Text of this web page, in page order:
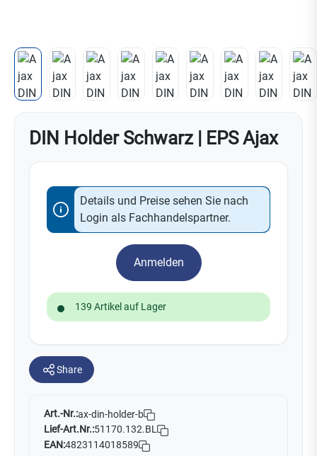
DIN Holder Schwarz | EPS Ajax
Details und Preise sehen Sie nach
Login als Fachhandelspartner.
Anmelden
139 Artikel auf Lager
Share
Art.-Nr.:ax-din-holder-b
Lief-Art.Nr.:51170.132.BL
EAN:4823114018589